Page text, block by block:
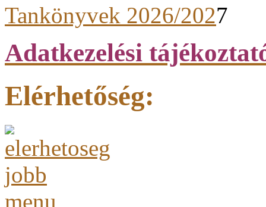
Tankönyvek 2026/2027
Adatkezelési
Elérhetőség: